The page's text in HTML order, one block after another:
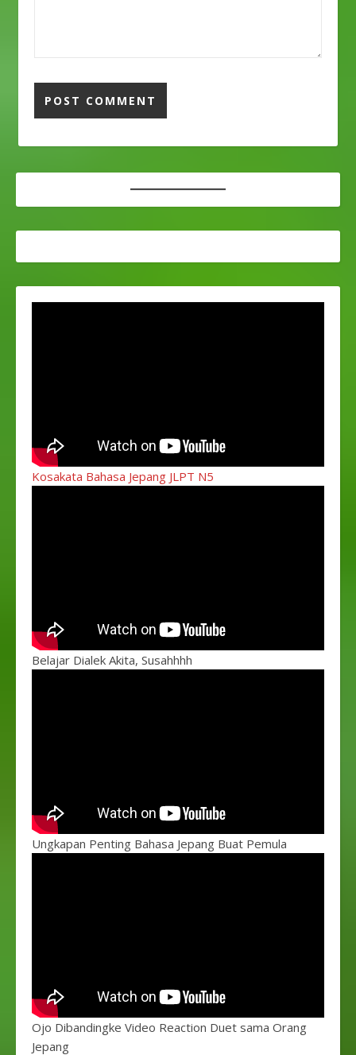
Kosakata Bahasa Jepang JLPT N5
Belajar Dialek Akita, Susahhhh
Ungkapan Penting Bahasa Jepang Buat Pemula
Ojo Dibandingke Video Reaction Duet sama Orang
Jepang